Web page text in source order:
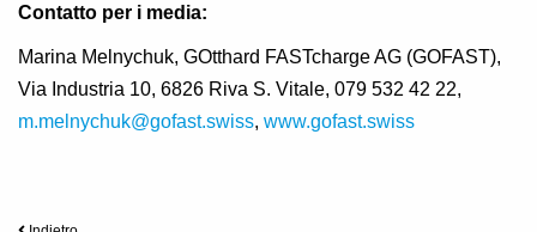
Contatto per i media:
Marina Melnychuk, GOtthard FASTcharge AG (GOFAST),
Via Industria 10, 6826 Riva S. Vitale, 079 532 42 22,
m.melnychuk@gofast.swiss, www.gofast.swiss